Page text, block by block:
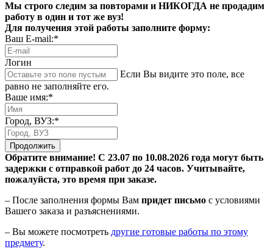
Мы строго следим за повторами и НИКОГДА не продадим
работу в один и тот же вуз!
Для получения этой работы заполните форму:
Ваш E-mail:*
Логин
Если Вы видите это поле, все
равно не заполняйте его.
Ваше имя:*
Город, ВУЗ:*
Продолжить
Обратите внимание! С 23.07 по 10.08.2026 года могут быть
задержки с отправкой работ до 24 часов. Учитывайте,
пожалуйста, это время при заказе.
– После заполнения формы Вам придет письмо с условиями
Вашего заказа и разъяснениями.
– Вы можете посмотреть другие готовые работы по этому
предмету.